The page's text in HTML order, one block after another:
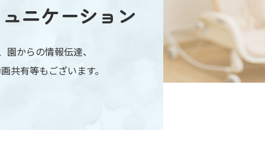
ニケーション
からの情報伝達、
共有等もございます。